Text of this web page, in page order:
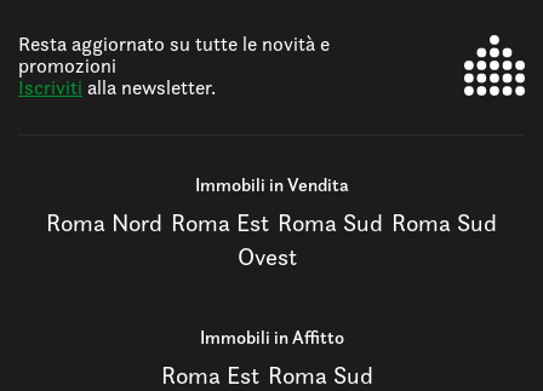
Resta aggiornato su tutte le novità e
promozioni
Iscriviti alla newsletter.
Immobili in Vendita
Roma Nord Roma Est Roma Sud Roma Sud
Ovest
Immobili in Affitto
Roma Est Roma Sud